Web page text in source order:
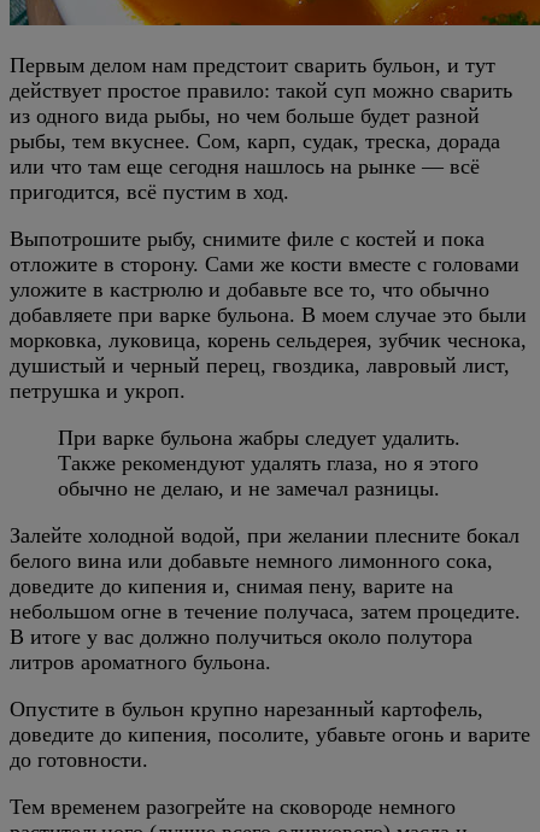
Первым делом нам предстоит сварить бульон, и тут
действует простое правило: такой суп можно сварить
из одного вида рыбы, но чем больше будет разной
рыбы, тем вкуснее. Сом, карп, судак, треска, дорада
или что там еще сегодня нашлось на рынке — всё
пригодится, всё пустим в ход.
Выпотрошите рыбу, снимите филе с костей и пока
отложите в сторону. Сами же кости вместе с головами
уложите в кастрюлю и добавьте все то, что обычно
добавляете при варке бульона. В моем случае это были
морковка, луковица, корень сельдерея, зубчик чеснока,
душистый и черный перец, гвоздика, лавровый лист,
петрушка и укроп.
При варке бульона жабры следует удалить.
Также рекомендуют удалять глаза, но я этого
обычно не делаю, и не замечал разницы.
Залейте холодной водой, при желании плесните бокал
белого вина или добавьте немного лимонного сока,
доведите до кипения и, снимая пену, варите на
небольшом огне в течение получаса, затем процедите.
В итоге у вас должно получиться около полутора
литров ароматного бульона.
Опустите в бульон крупно нарезанный картофель,
доведите до кипения, посолите, убавьте огонь и варите
до готовности.
Тем временем разогрейте на сковороде немного